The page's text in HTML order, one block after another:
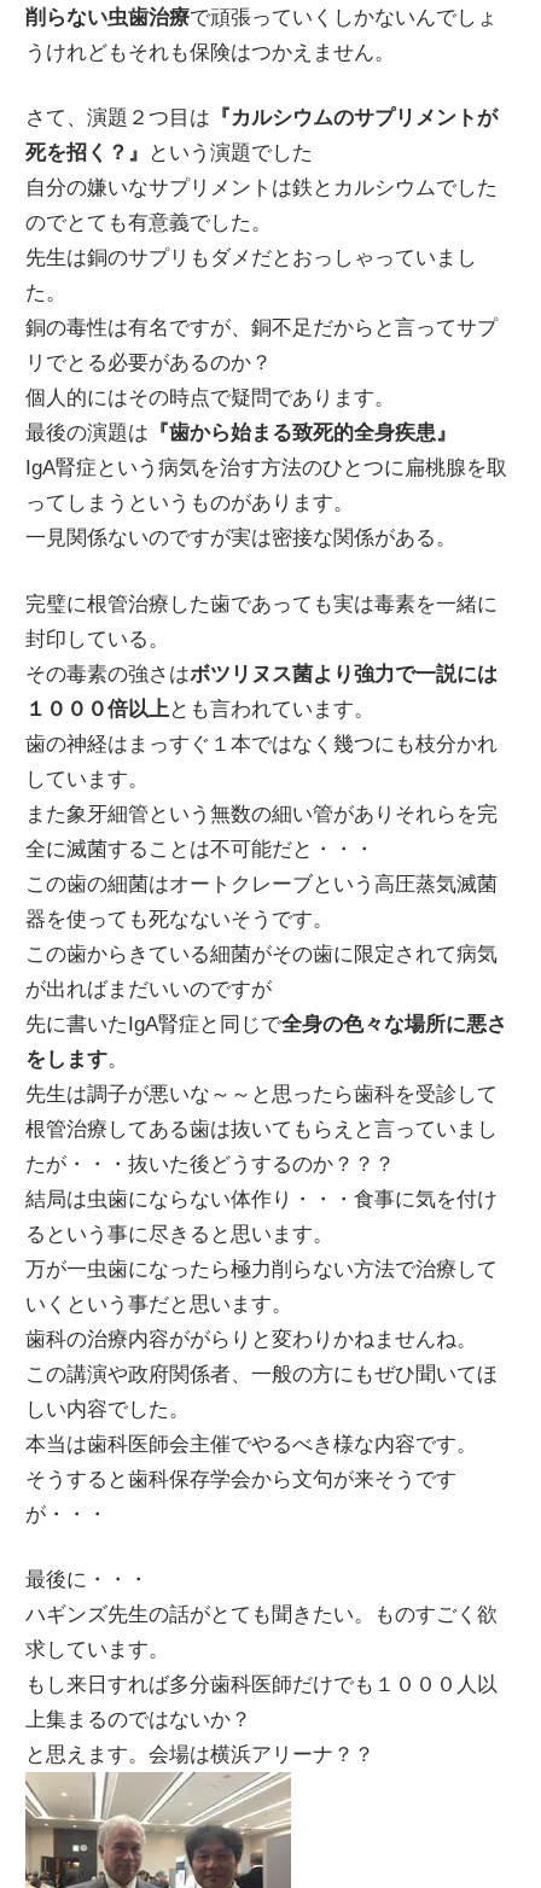
削らない虫歯治療で頑張っていくしかないんでしょ
うけれどもそれも保険はつかえません。
さて、演題２つ目は 『カルシウムのサプリメントが
死を招く？』
という演題でした
自分の嫌いなサプリメントは鉄とカルシウムでした
のでとても有意義でした。
先生は銅のサプリもダメだとおっしゃっていまし
た。
銅の毒性は有名ですが、銅不足だからと言ってサプ
リでとる必要があるのか？
個人的にはその時点で疑問であります。
最後の演題は 『歯から始まる致死的全身疾患』
IgA腎症という病気を治す方法のひとつに扁桃腺を取
ってしまうというものがあります。
一見関係ないのですが実は密接な関係がある。
完璧に根管治療した歯であっても実は毒素を一緒に
封印している。
その毒素の強さはボツリヌス菌より強力で一説には
１０００倍以上 とも言われています。
歯の神経はまっすぐ１本ではなく幾つにも枝分かれ
しています。
また象牙細管という無数の細い管がありそれらを完
全に滅菌することは不可能だと・・・
この歯の細菌はオートクレーブという高圧蒸気滅菌
器を使っても死なないそうです。
この歯からきている細菌がその歯に限定されて病気
が出ればまだいいのですが
先に書いたIgA腎症と同じで全身の色々な場所に悪さ
をします。
先生は調子が悪いな～～と思ったら歯科を受診して
根管治療してある歯は抜いてもらえと言っていまし
たが・・・抜いた後どうするのか？？？
結局は虫歯にならない体作り・・・食事に気を付け
るという事に尽きると思います。
万が一虫歯になったら極力削らない方法で治療して
いくという事だと思います。
歯科の治療内容ががらりと変わりかねませんね。
この講演や政府関係者、一般の方にもぜひ聞いてほ
しい内容でした。
本当は歯科医師会主催でやるべき様な内容です。
そうすると歯科保存学会から文句が来そうです
が・・・
最後に・・・
ハギンズ先生の話がとても聞きたい。ものすごく欲
求しています。
もし来日すれば多分歯科医師だけでも１０００人以
上集まるのではないか？
と思えます。会場は横浜アリーナ？？